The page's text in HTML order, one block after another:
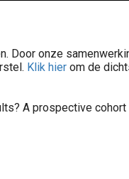
Door onze
Klik hier om de
A prospective